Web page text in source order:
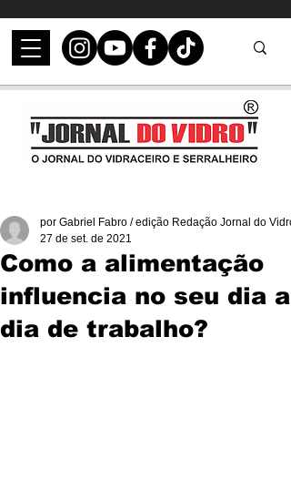
Como a alimentação
influencia no seu dia a
dia de trabalho?
por Gabriel Fabro / edição Redação Jornal do Vidro
27 de set. de 2021